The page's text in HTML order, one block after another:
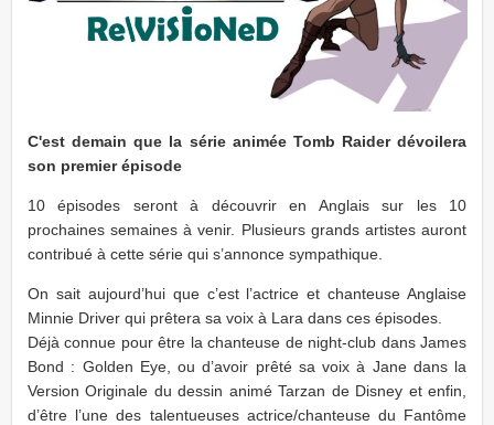
C'est demain que la série animée Tomb Raider dévoilera
son premier épisode
10 épisodes seront à découvrir en Anglais sur les 10
prochaines semaines à venir. Plusieurs grands artistes auront
contribué à cette série qui s’annonce sympathique.
On sait aujourd’hui que c’est l’actrice et chanteuse Anglaise
Minnie Driver qui prêtera sa voix à Lara dans ces épisodes.
Déjà connue pour être la chanteuse de night-club dans James
Bond : Golden Eye, ou d’avoir prêté sa voix à Jane dans la
Version Originale du dessin animé Tarzan de Disney et enfin,
d’être l’une des talentueuses actrice/chanteuse du Fantôme